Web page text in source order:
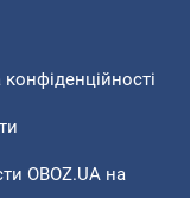
конфіденційності
OBOZ.UA на